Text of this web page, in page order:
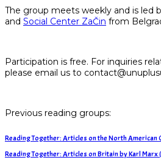
The group meets weekly and is led
and Social Center ZaČin from
Participation is free. For inquiries
please email us to
Previous reading groups:
Reading Together: Articles on the North American
Reading Together: Articles on Britain by Karl Marx